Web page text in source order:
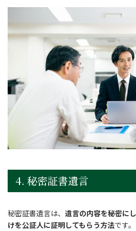
4. 秘密証書遺言
秘密証書遺言は、 遺言の内容を秘密に
けを公証人に証明してもらう方法です